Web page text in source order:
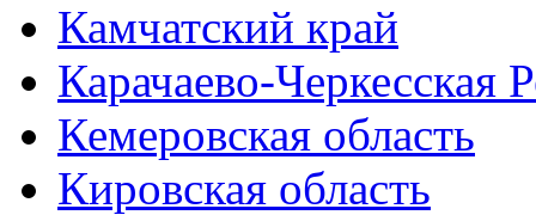
Камчатский край
Карачаево-Черкесская
Кемеровская область
Кировская область